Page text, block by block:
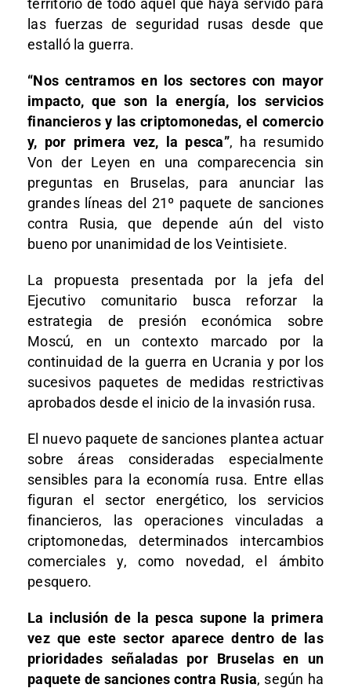
territorio de todo aquel que haya servido para
las fuerzas de seguridad rusas desde que
estalló la guerra.
“Nos centramos en los sectores con mayor
impacto, que son la energía, los servicios
financieros y las criptomonedas, el comercio
y, por primera vez, la pesca”, ha resumido
Von der Leyen en una comparecencia sin
preguntas en Bruselas, para anunciar las
grandes líneas del 21º paquete de sanciones
contra Rusia, que depende aún del visto
bueno por unanimidad de los Veintisiete.
La propuesta presentada por la jefa del
Ejecutivo comunitario busca reforzar la
estrategia de presión económica sobre
Moscú, en un contexto marcado por la
continuidad de la guerra en Ucrania y por los
sucesivos paquetes de medidas restrictivas
aprobados desde el inicio de la invasión rusa.
El nuevo paquete de sanciones plantea actuar
sobre áreas consideradas especialmente
sensibles para la economía rusa. Entre ellas
figuran el sector energético, los servicios
financieros, las operaciones vinculadas a
criptomonedas, determinados intercambios
comerciales y, como novedad, el ámbito
pesquero.
La inclusión de la pesca supone la primera
vez que este sector aparece dentro de las
prioridades señaladas por Bruselas en un
paquete de sanciones contra Rusia, según ha